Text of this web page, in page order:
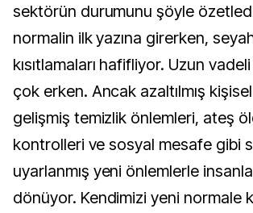
sektörün durumunu şöyle
normalin ilk yazına girerken,
kısıtlamaları hafifliyor. Uzun
çok erken. Ancak azaltılmış
gelişmiş temizlik önlemleri, ateş
kontrolleri ve sosyal mesafe gibi
uyarlanmış yeni önlemlerle
dönüyor. Kendimizi yeni normale